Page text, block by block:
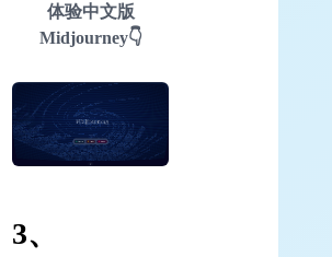
体验中文版
Midjourney👇
3、